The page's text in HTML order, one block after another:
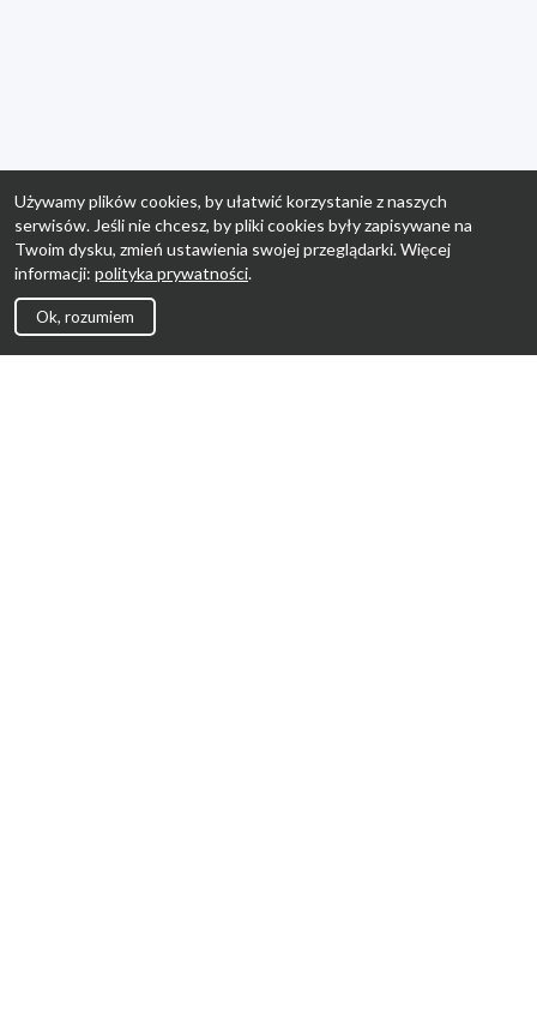
Używamy plików cookies, by ułatwić korzystanie z naszych
serwisów. Jeśli nie chcesz, by pliki cookies były zapisywane na
Twoim dysku, zmień ustawienia swojej przeglądarki. Więcej
informacji: polityka prywatności.
Ok, rozumiem